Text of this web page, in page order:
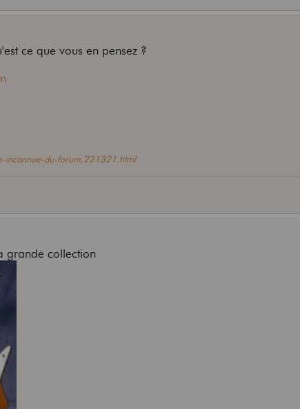
ce que vous en pensez ?
inconnue-du-forum,221321.html
grande collection